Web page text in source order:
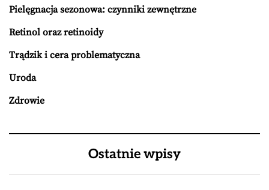
Pielęgnacja sezonowa: czynniki zewnętrzne
Retinol oraz retinoidy
Trądzik i cera problematyczna
Uroda
Zdrowie
Ostatnie wpisy